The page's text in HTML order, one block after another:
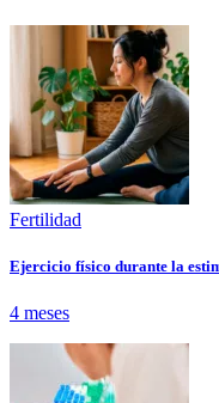
Fertilidad
Ejercicio físico durante la
4 meses